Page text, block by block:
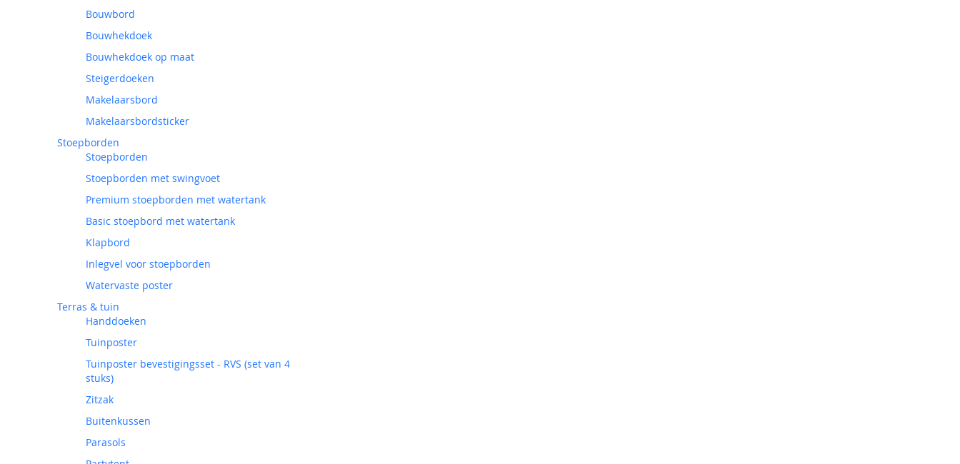
Bouwbord
Bouwhekdoek
Bouwhekdoek op maat
Steigerdoeken
Makelaarsbord
Makelaarsbordsticker
Stoepborden
Stoepborden
Stoepborden met swingvoet
Premium stoepborden met watertank
Basic stoepbord met watertank
Klapbord
Inlegvel voor stoepborden
Watervaste poster
Terras & tuin
Handdoeken
Tuinposter
Tuinposter bevestigingsset - RVS (set van 4
stuks)
Zitzak
Buitenkussen
Parasols